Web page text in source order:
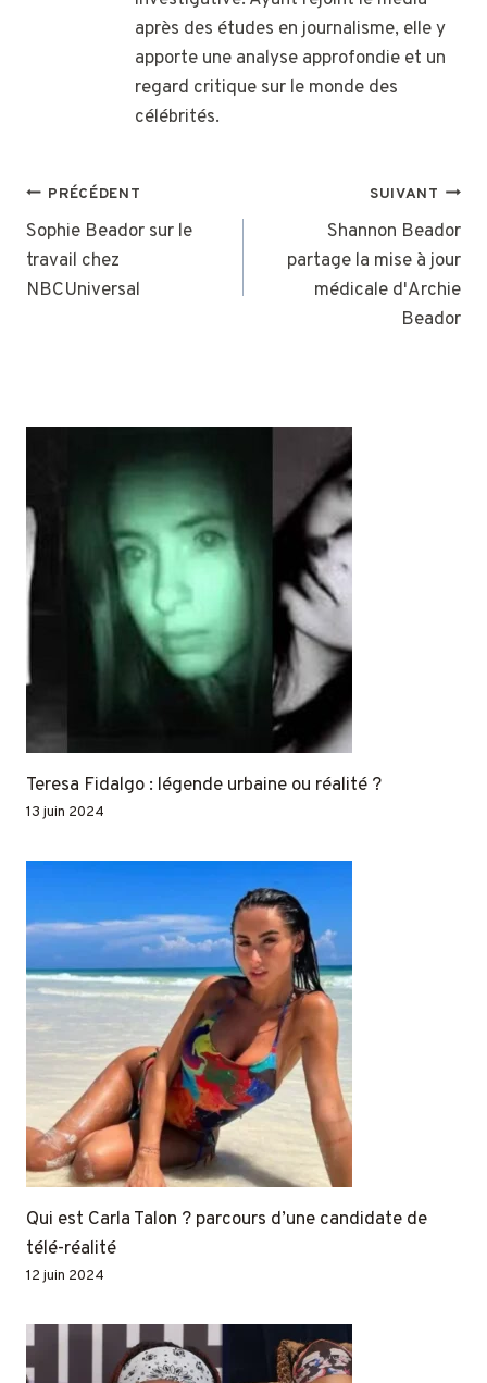
après des études en journalisme, elle y
apporte une analyse approfondie et un
regard critique sur le monde des
célébrités.
NAVIGATION
DE
L’ARTICLE
PRÉCÉDENT
Sophie Beador sur le
travail chez
NBCUniversal
SUIVANT
Shannon Beador
partage la mise à jour
médicale d'Archie
Beador
Teresa Fidalgo : légende urbaine ou réalité ?
13 juin 2024
Qui est Carla Talon ? parcours d’une candidate de
télé-réalité
12 juin 2024